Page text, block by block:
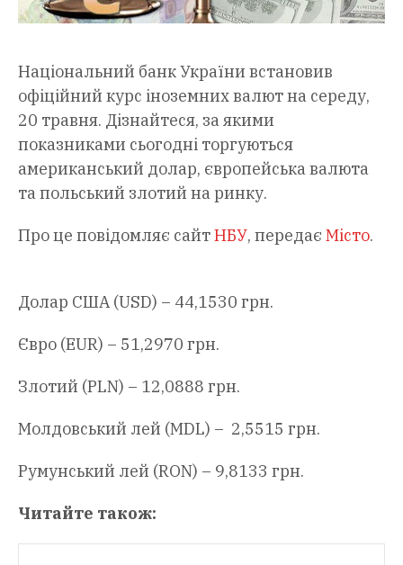
Національний банк України встановив
офіційний курс іноземних валют на середу,
20 травня. Дізнайтеся, за якими
показниками сьогодні торгуються
американський долар, європейська валюта
та польський злотий на ринку.
Про це повідомляє сайтНБУ, передає Місто.
Долар США (USD) – 44,1530 грн.
Євро (EUR) – 51,2970 грн.
Злотий (PLN) – 12,0888 грн.
Молдовський лей (MDL) – 2,5515 грн.
Румунський лей (RON) – 9,8133 грн.
Читайте також: